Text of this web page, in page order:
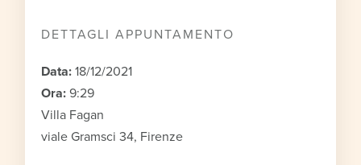
DETTAGLI APPUNTAMENTO
Data: 18/12/2021
Ora: 9:29
Villa Fagan
viale Gramsci 34, Firenze